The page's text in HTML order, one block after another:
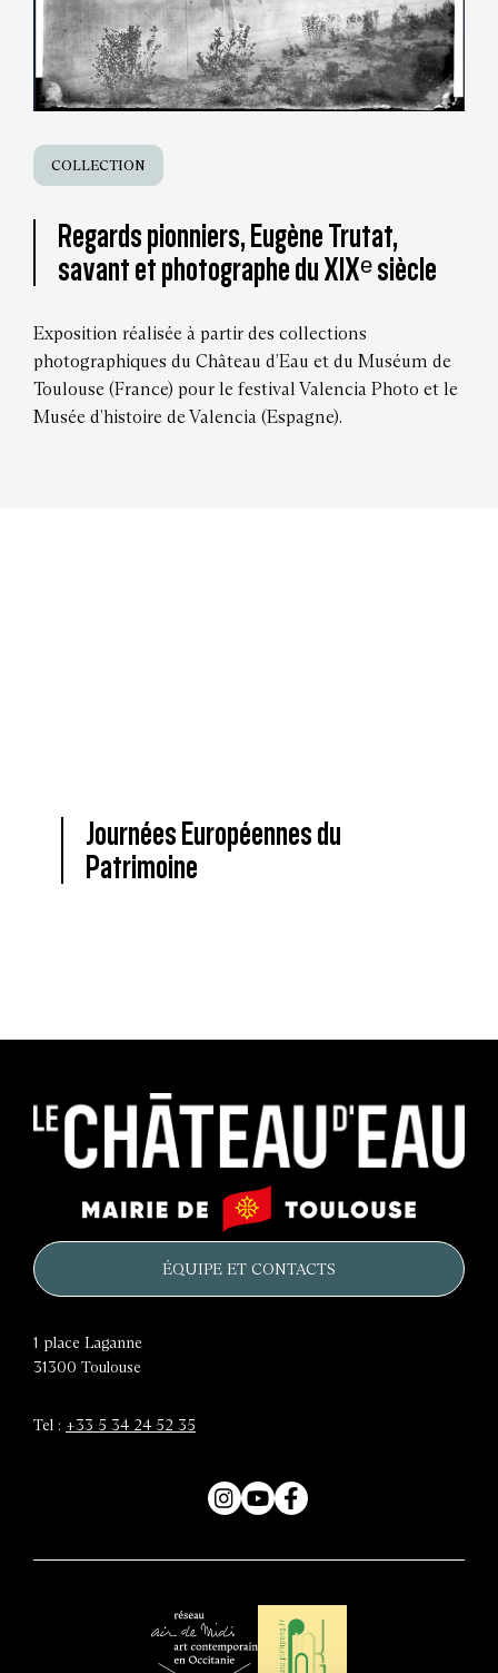
COLLECTION
Regards pionniers, Eugène Trutat,
savant et photographe du XIXᵉ siècle
Exposition réalisée à partir des collections
photographiques du Château d’Eau et du Muséum de
Toulouse (France) pour le festival Valencia Photo et le
Musée d’histoire de Valencia (Espagne).
Journées Européennes du
Patrimoine
château
d'eau
Mairie
de
ÉQUIPE ET CONTACTS
1 place Laganne
31300 Toulouse
Tel : +33 5 34 24 52 35
Instagram
YouTubeFacebook